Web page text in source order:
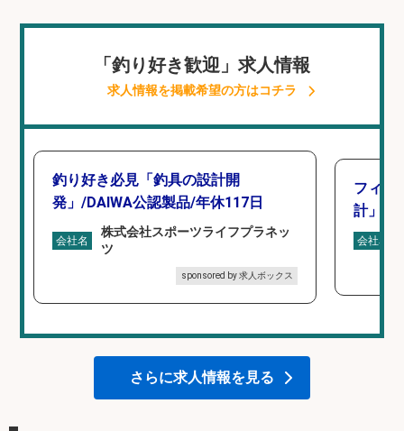
「釣り好き歓迎」求人情報
求人情報を掲載希望の方はコチラ
釣り好き必見「釣具の設計開
発」/DAIWA公認製品/年休117日
会社名
株式会社スポーツライフプラネッ
ツ
sponsored by 求人ボックス
フィッ
計」
会社名
さらに求人情報を見る